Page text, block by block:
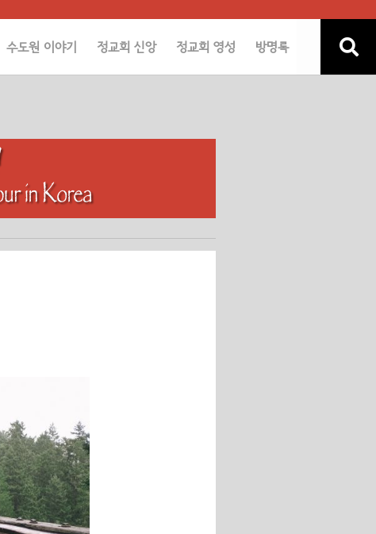
수도원 이야기 정교회 신앙 정교회 영성 방명록